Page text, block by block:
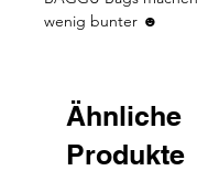
wenig bunter ☻
Ähnliche
Produkte